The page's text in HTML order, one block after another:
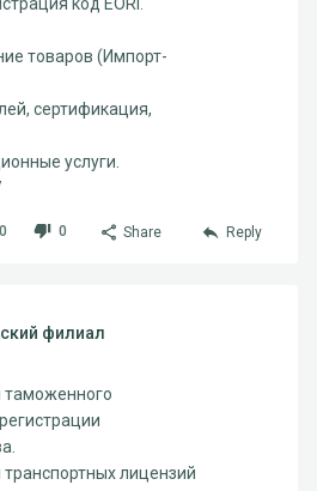
товаров (Импорт-
сертификация,
услуги.
0 0 Share Reply
филиал
лицензий